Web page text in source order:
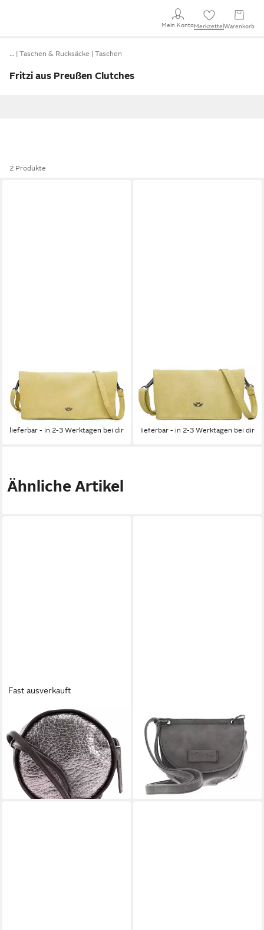
Mein KontoMerkzettel Warenkorb
… Taschen & Rucksäcke Taschen
Fritzi aus Preußen Clutches
2 Produkte
FRITZI AUS PREUSSEN
Clutch Radix
24,95 €
-46%
lieferbar - in 2-3 Werktagen bei dir
FRITZI AUS PREUSSEN
Clutch Radix
24,95 €
35,99 €
-31%
lieferbar - in 2-3 Werktagen bei dir
Ähnliche Artikel
Fast ausverkauft
FRITZI AUS PREUSSEN
Abendtasche Space
24,95 € UVP49,99 €
-50%
lieferbar - in 2-3 Werktagen bei dir
Umhängetasche Vintage
24,95 €
-38%
lieferbar - in 2-3 Werktagen bei dir
+3